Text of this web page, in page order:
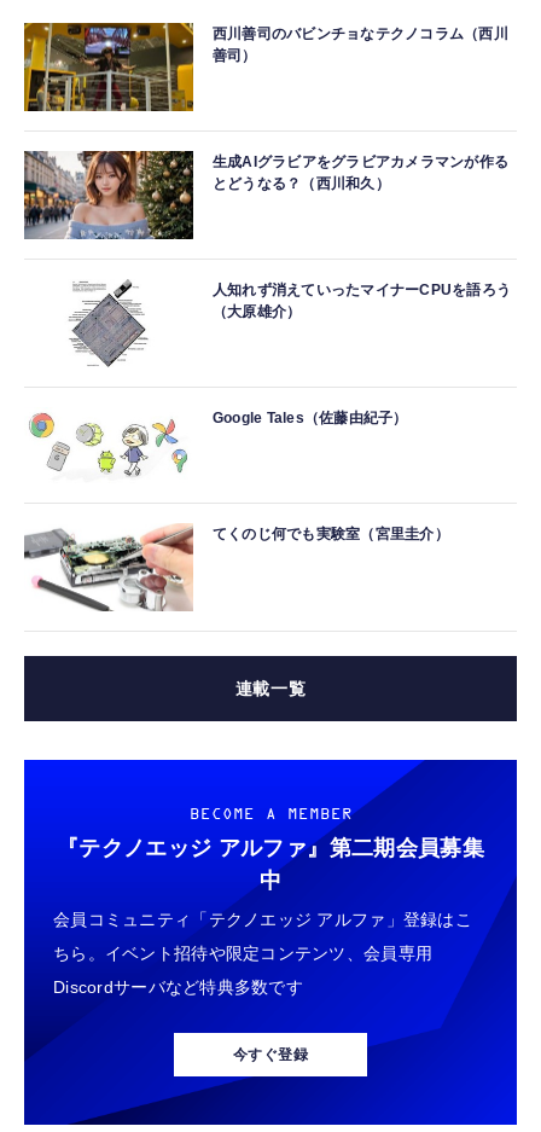
西川善司のバビンチョなテクノコラム（西川
善司）
生成AIグラビアをグラビアカメラマンが作る
とどうなる？（西川和久）
人知れず消えていったマイナーCPUを語ろう
（大原雄介）
Google Tales（佐藤由紀子）
てくのじ何でも実験室（宮里圭介）
連載一覧
BECOME A MEMBER
『テクノエッジ アルファ』 第二期会員募集
中
会員コミュニティ「テクノエッジ アルファ」登録はこ
ちら。イベント招待や限定コンテンツ、会員専用
Discordサーバなど特典多数です
今すぐ登録